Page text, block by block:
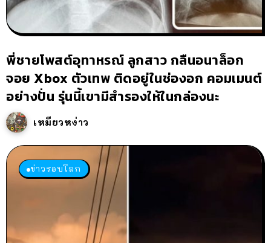
พี่ชายโพสต์อุทาหรณ์ ลูกสาว กลืนอนาล็อก
จอย Xbox ตัวเทพ ติดอยู่ในช่องอก คอมเมนต์
อย่างปั่น รุ่นนี้เขามีสำรองให้ในกล่องนะ
เหมียวหง่าว
ข่าวรอบโลก